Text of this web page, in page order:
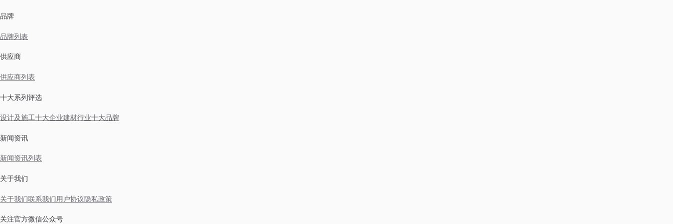
品牌
品牌列表
供应商
供应商列表
十大系列评选
设计及施工十大企业建材行业十大品牌
新闻资讯
新闻资讯列表
关于我们
关于我们联系我们用户协议隐私政策
关注官方微信公众号